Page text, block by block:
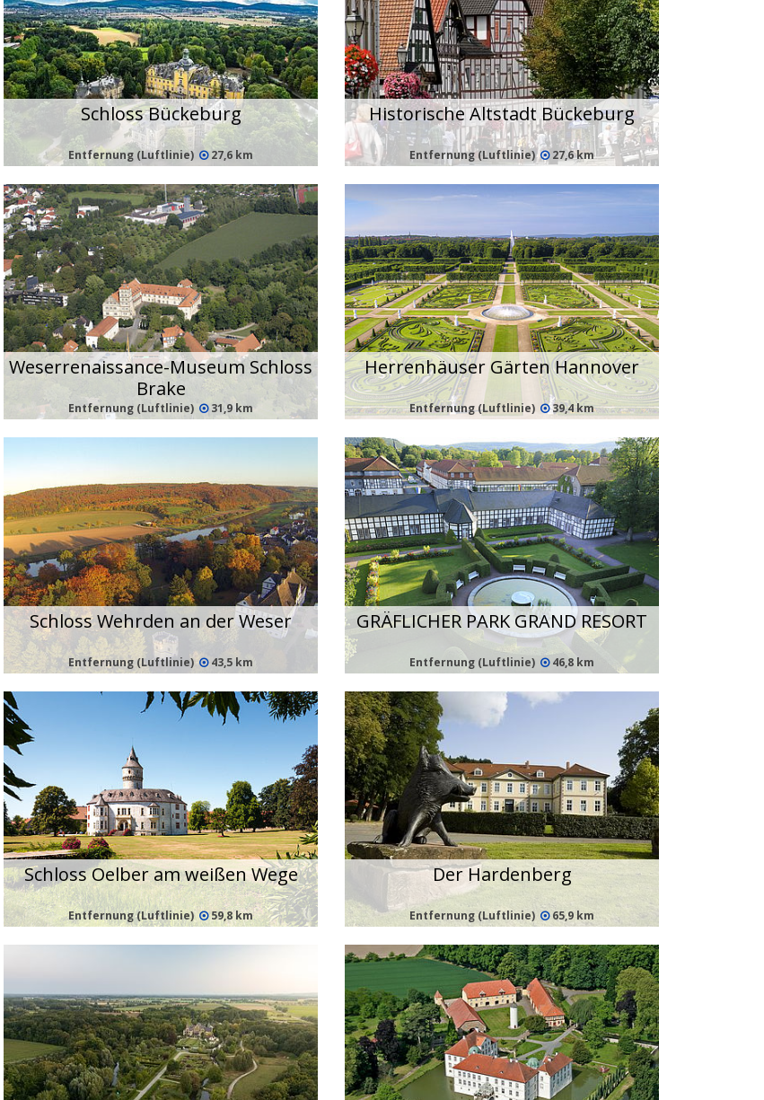
Schloss Bückeburg
Entfernung (Luftlinie) 27,6 km
Historische Altstadt Bückeburg
Entfernung (Luftlinie) 27,6 km
Weserrenaissance-Museum Schloss
Brake
Entfernung (Luftlinie) 31,9 km
Herrenhäuser Gärten Hannover
Entfernung (Luftlinie) 39,4 km
Schloss Wehrden an der Weser
Entfernung (Luftlinie) 43,5 km
GRÄFLICHER PARK GRAND RESORT
Entfernung (Luftlinie) 46,8 km
Schloss Oelber am weißen Wege
Entfernung (Luftlinie) 59,8 km
Der Hardenberg
Entfernung (Luftlinie) 65,9 km